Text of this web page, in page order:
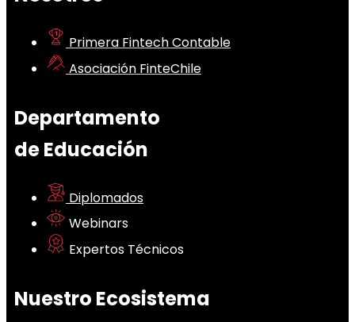
Primera Fintech Contable
Asociación FinteChile
Departamento
de Educación
Diplomados
Webinars
Expertos Técnicos
Nuestro Ecosistema